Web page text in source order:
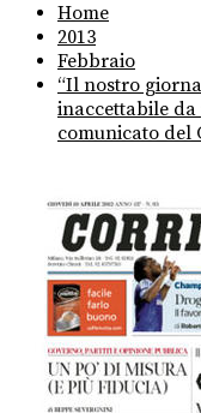
Home
2013
Febbraio
“Il nostro
inaccettabile da
comunicato del